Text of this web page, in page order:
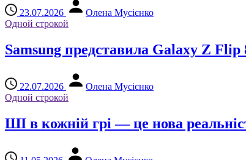
23.07.2026
Олена Мусієнко
Одной строкой
Samsung представила Galaxy Z
22.07.2026
Олена Мусієнко
Одной строкой
ШІ в кожній грі — це нова